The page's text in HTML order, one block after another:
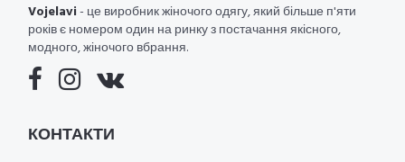
Vojelavi- це виробник жіночого одягу, який більше п'яти
років є номером один на ринку з постачання якісного,
модного, жіночого вбрання.
КОНТАКТИ